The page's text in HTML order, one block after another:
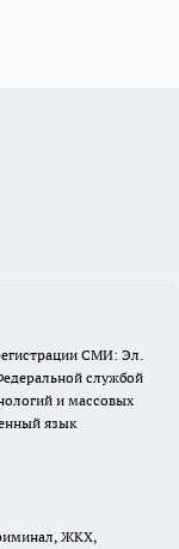
СМИ: Эл.
службой
и массовых
язык
ЖКХ,